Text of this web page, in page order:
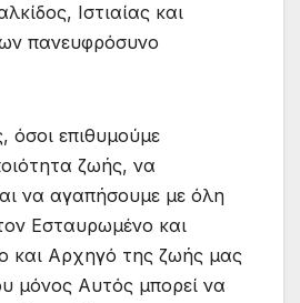
Ιστιαίας και
πανευφρόσυνο
όσοι επιθυμούμε
ζωής, να
να αγαπήσουμε με όλη
Εσταυρωμένο και
και Αρχηγό της ζωής μας
μόνος Αυτός μπορεί να